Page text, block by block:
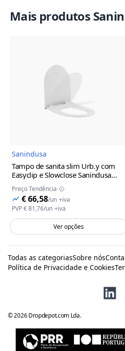
Mais produtos
Sanindusa
Tampo de sanita slim Urb.y com
Easyclip e Slowclose Sanindusa
Preço Tendência
€ 66,58/un +iva
PVP€ 81,76/un +iva
Ver opções
©2026 Dropdepot.com Lda.
Todas as categoriasSobre nós
Política de Privacidade e Cookies